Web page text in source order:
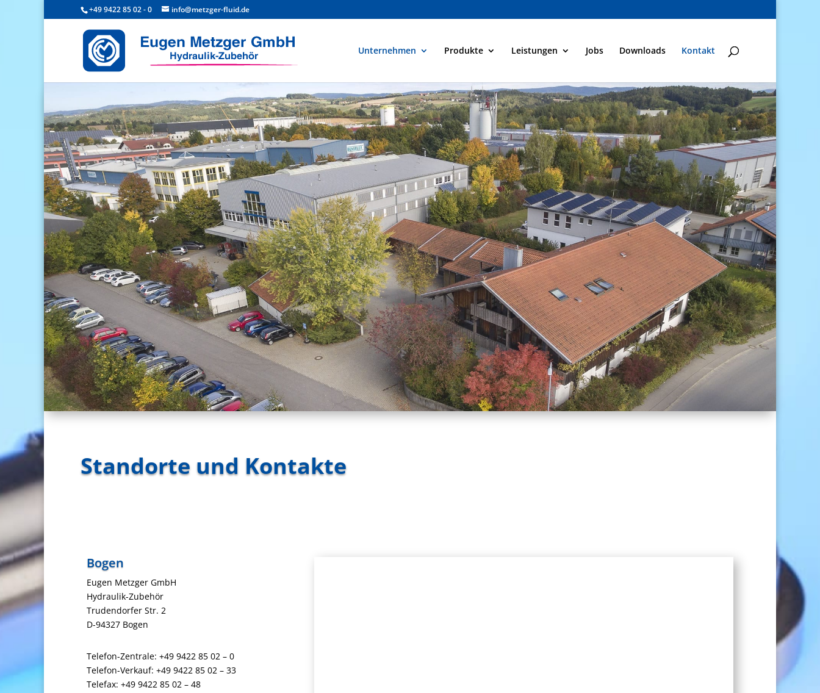
+49 9422 85 02 - 0 info@metzger-fluid.de
Unternehmen Produkte Leistungen Jobs Downloads Kontakt
Standorte und Kontakte
Bogen
Eugen Metzger GmbH
Hydraulik-Zubehör
Trudendorfer Str. 2
D-94327 Bogen
Telefon-Zentrale: +49 9422 85 02 – 0
Telefon-Verkauf: +49 9422 85 02 – 33
Telefax: +49 9422 85 02 – 48